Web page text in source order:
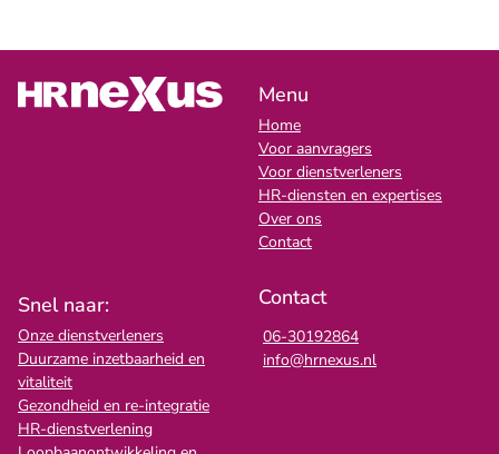
Menu
Home
Voor aanvragers
Voor dienstverleners
HR-diensten en expertises
Over ons
Contact
Snel naar:
Onze dienstverleners
Duurzame inzetbaarheid en
vitaliteit
Gezondheid en re-integratie
HR-dienstverlening
Contact
06-30192864
info@hrnexus.nl